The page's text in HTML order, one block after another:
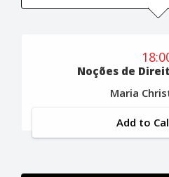
Noções de
Maria
Add to